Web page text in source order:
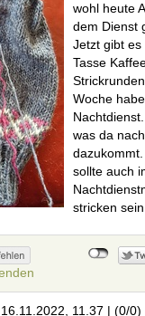
wohl heute
dem Dienst
Jetzt gibt es
Tasse
Woche
was da
sollte auch
stricken
16.11.2022, 11.37 | (0/0)